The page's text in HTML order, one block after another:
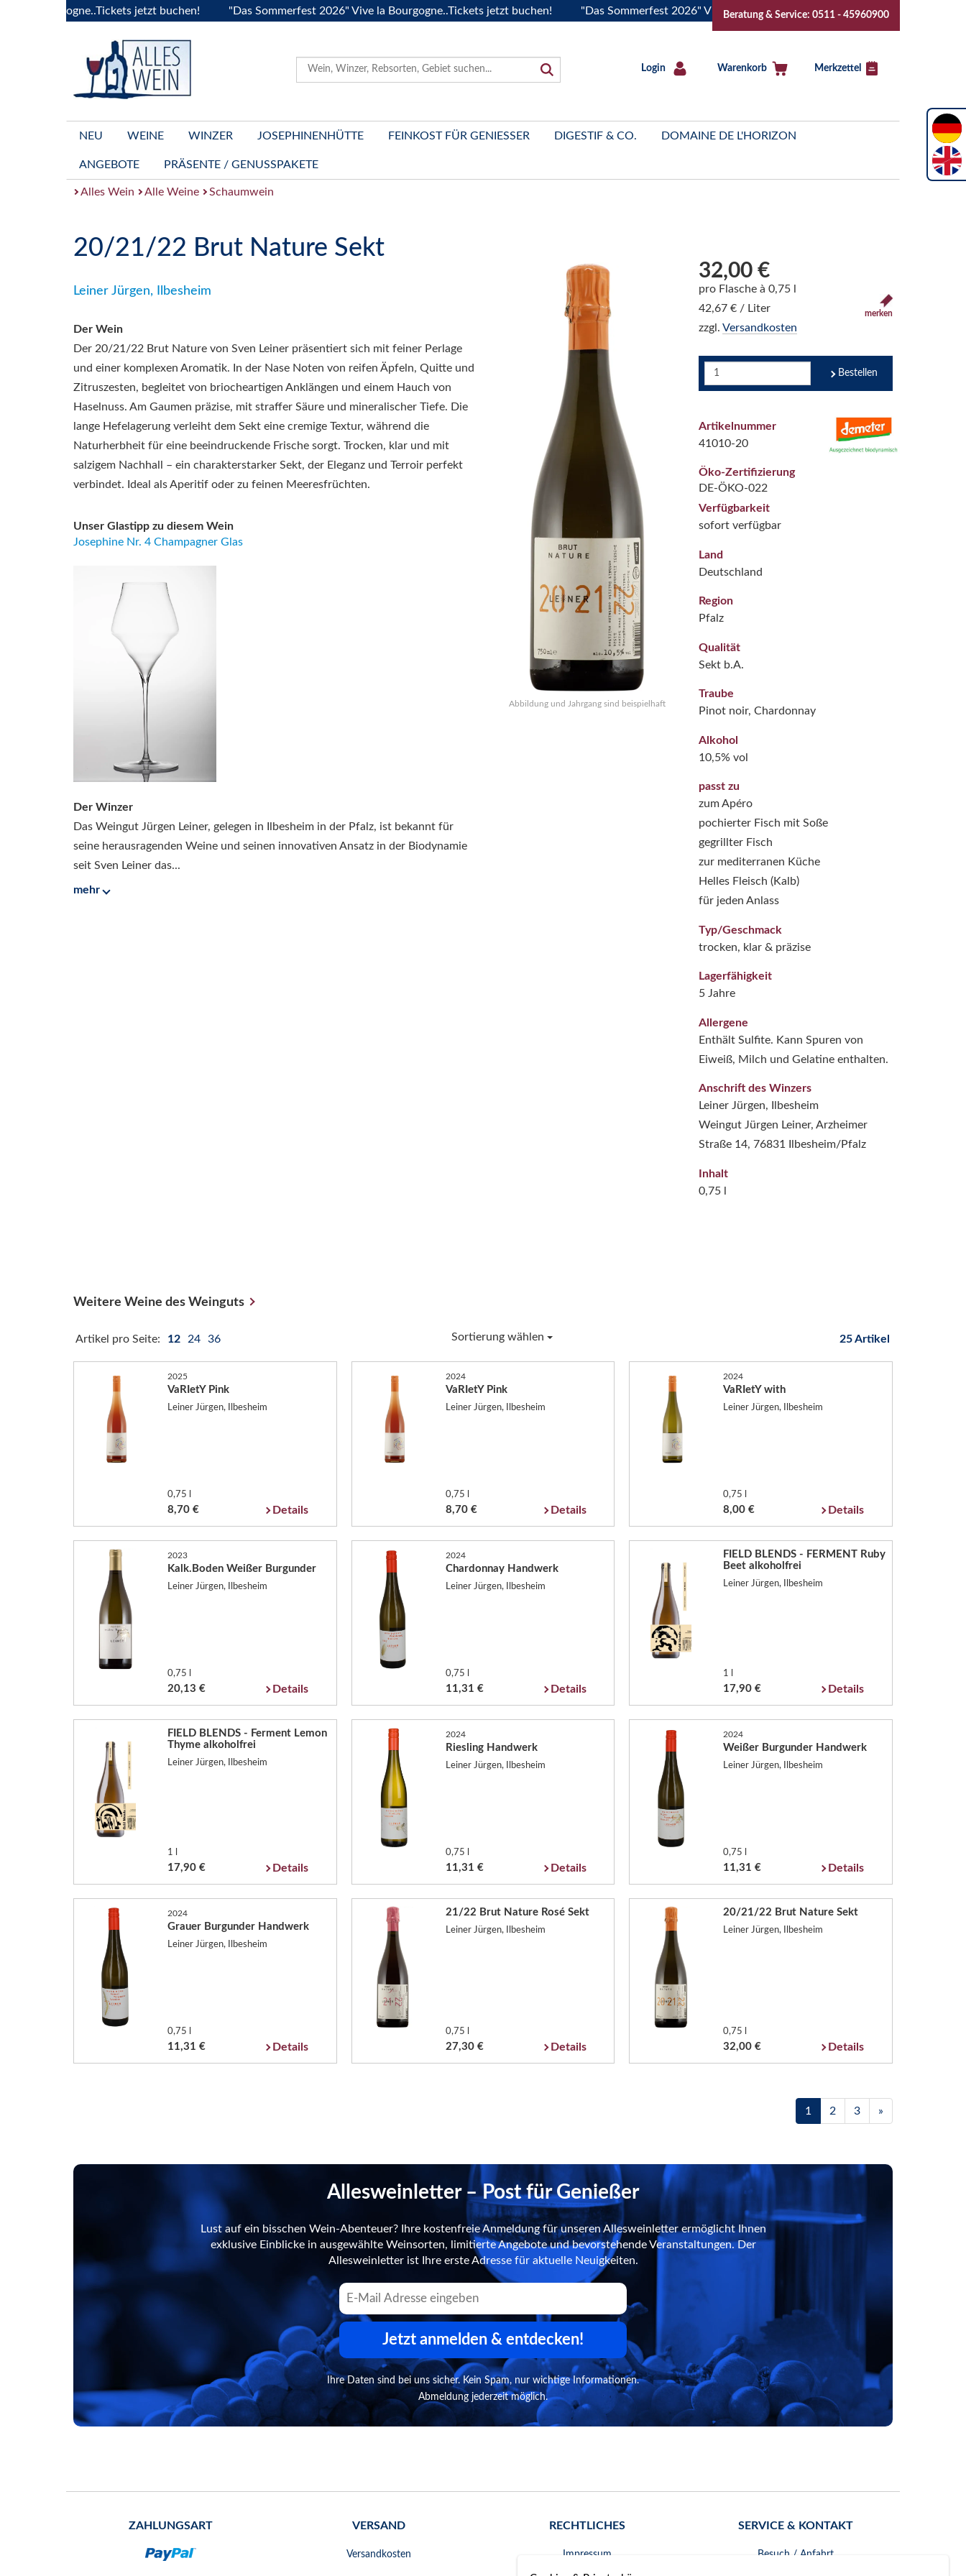
jetzt buchen! "Das Sommerfest 2026" Vive la Bourgogne..Tickets jetzt buchen! "Das Sommerfest 2026" Vive la Bourgogne..Tickets jetzt buchen!
Beratung & Service: 0511 - 45960900
Login Warenkorb Merkzettel
NEU WEINE WINZER JOSEPHINENHÜTTE FEINKOST FÜR GENIESSER DIGESTIF & CO. DOMAINE DE L'HORIZON
ANGEBOTE PRÄSENTE / GENUSSPAKETE
Alles Wein Alle Weine Schaumwein
20/21/22 Brut Nature Sekt
Leiner Jürgen, Ilbesheim
Der Wein
Der 20/21/22 Brut Nature von Sven Leiner präsentiert sich mit feiner Perlage
und einer komplexen Aromatik. In der Nase Noten von reifen Äpfeln, Quitte und
Zitruszesten, begleitet von briocheartigen Anklängen und einem Hauch von
Haselnuss. Am Gaumen präzise, mit straffer Säure und mineralischer Tiefe. Die
lange Hefelagerung verleiht dem Sekt eine cremige Textur, während die
Naturherbheit für eine beeindruckende Frische sorgt. Trocken, klar und mit
salzigem Nachhall – ein charakterstarker Sekt, der Eleganz und Terroir perfekt
verbindet. Ideal als Aperitif oder zu feinen Meeresfrüchten.
Unser Glastipp zu diesem Wein
Josephine Nr. 4 Champagner Glas
Der Winzer
Das Weingut Jürgen Leiner, gelegen in Ilbesheim in der Pfalz, ist bekannt für
seine herausragenden Weine und seinen innovativen Ansatz in der Biodynamie
seit Sven Leiner das...
mehr
Abbildung und Jahrgang sind beispielhaft
32,00 €
pro Flasche à 0,75 l
42,67 € / Liter
zzgl. Versandkosten
merken
Bestellen
Artikelnummer
41010-20
Öko-Zertifizierung
DE-ÖKO-022
Verfügbarkeit
sofort verfügbar
Land
Deutschland
Region
Pfalz
Qualität
Sekt b.A.
Traube
Pinot noir, Chardonnay
Alkohol
10,5% vol
passt zu
zum Apéro
pochierter Fisch mit Soße
gegrillter Fisch
zur mediterranen Küche
Helles Fleisch (Kalb)
für jeden Anlass
Typ/Geschmack
trocken, klar & präzise
Lagerfähigkeit
5 Jahre
Allergene
Enthält Sulfite. Kann Spuren von
Eiweiß, Milch und Gelatine enthalten.
Anschrift des Winzers
Leiner Jürgen, Ilbesheim
Weingut Jürgen Leiner, Arzheimer
Straße 14, 76831 Ilbesheim/Pfalz
Inhalt
0,75 l
Weitere Weine des Weinguts
Artikel pro Seite: 12 24 36 Sortierung wählen 25 Artikel
2025
VaRIetY Pink
Leiner Jürgen, Ilbesheim
0,75 l
8,70 € Details
2024
VaRIetY Pink
Leiner Jürgen, Ilbesheim
0,75 l
8,70 € Details
2024
VaRIetY with
Leiner Jürgen, Ilbesheim
0,75 l
8,00 € Details
2023
Kalk.Boden Weißer Burgunder
Leiner Jürgen, Ilbesheim
0,75 l
20,13 € Details
2024
Chardonnay Handwerk
Leiner Jürgen, Ilbesheim
0,75 l
11,31 € Details
FIELD BLENDS - FERMENT Ruby
Beet alkoholfrei
Leiner Jürgen, Ilbesheim
1 l
17,90 € Details
FIELD BLENDS - Ferment Lemon
Thyme alkoholfrei
Leiner Jürgen, Ilbesheim
1 l
17,90 € Details
2024
Riesling Handwerk
Leiner Jürgen, Ilbesheim
0,75 l
11,31 € Details
2024
Weißer Burgunder Handwerk
Leiner Jürgen, Ilbesheim
0,75 l
11,31 € Details
2024
Grauer Burgunder Handwerk
Leiner Jürgen, Ilbesheim
0,75 l
11,31 € Details
21/22 Brut Nature Rosé Sekt
Leiner Jürgen, Ilbesheim
0,75 l
27,30 € Details
20/21/22 Brut Nature Sekt
Leiner Jürgen, Ilbesheim
0,75 l
32,00 € Details
1 2 3 »
Allesweinletter – Post für Genießer
Lust auf ein bisschen Wein-Abenteuer? Ihre kostenfreie Anmeldung für unseren Allesweinletter ermöglicht Ihnen
exklusive Einblicke in ausgewählte Weinsorten, limitierte Angebote und bevorstehende Veranstaltungen. Der
Allesweinletter ist Ihre erste Adresse für aktuelle Neuigkeiten.
Jetzt anmelden & entdecken!
Ihre Daten sind bei uns sicher. Kein Spam, nur wichtige Informationen.
Abmeldung jederzeit möglich.
ZAHLUNGSART VERSAND
Versandkosten
RECHTLICHES
Impressum
SERVICE & KONTAKT
Besuch / Anfahrt